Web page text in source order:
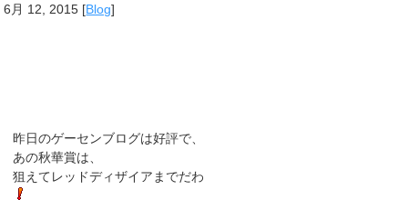
6月 12, 2015 [Blog]
昨日のゲーセンブログは好評で、
あの秋華賞は、
狙えてレッドディザイアまでだわ